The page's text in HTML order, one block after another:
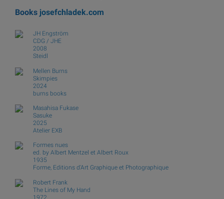
Books josefchladek.com
JH Engström
CDG / JHE
2008
Steidl
Mellen Burns
Skimpies
2024
burns books
Masahisa Fukase
Sasuke
2025
Atelier EXB
Formes nues
ed. by Albert Mentzel et Albert Roux
1935
Forme, Editions d'Art Graphique et Photographique
Robert Frank
The Lines of My Hand
1972